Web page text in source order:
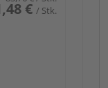
€ / Stk.